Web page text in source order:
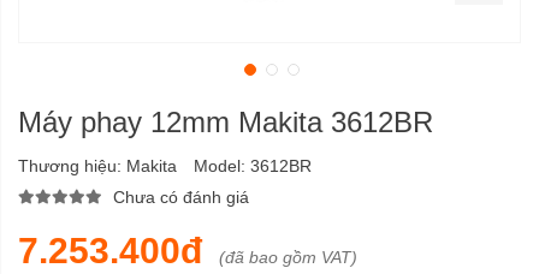
Máy phay 12mm Makita 3612BR
Thương hiệu: Makita Model: 3612BR
Chưa có đánh giá
7.253.400đ (đã bao gồm VAT)